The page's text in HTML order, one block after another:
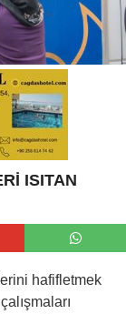
ISITAN
hafifletmek